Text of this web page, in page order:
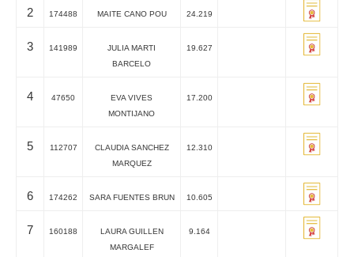
2 174488 MAITE CANO POU 24.219
3 141989
JULIA MARTI
BARCELO
19.627
4 47650
EVA VIVES
MONTIJANO
17.200
5 112707
CLAUDIA SANCHEZ
MARQUEZ
12.310
6 174262 SARA FUENTES BRUN 10.605
7 160188
LAURA GUILLEN
MARGALEF
9.164